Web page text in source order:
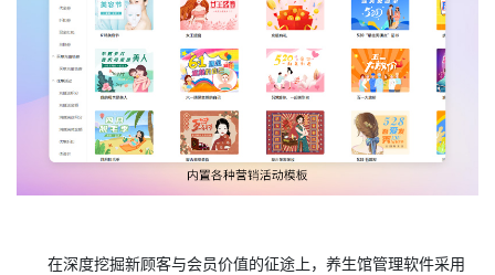
在深度挖掘新顾客与会员价值的征途上，养生馆管理软件采用